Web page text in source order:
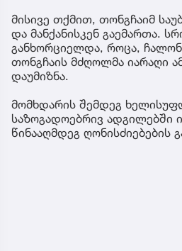
მისივე თქმით, თონგჩაიმ
და მანქანისკენ გაემართა.
განხორციელდა, როცა,
თონგჩაის მძღოლმა იარაღი
დაუმიზნა.
მომხდარის შემდეგ
საზოგადოებრივ ადგილებში
წინააღმდეგ ღონისძიებების